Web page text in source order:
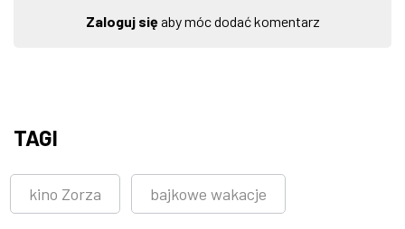
Zaloguj sięaby móc dodać komentarz
TAGI
kino Zorza bajkowe wakacje